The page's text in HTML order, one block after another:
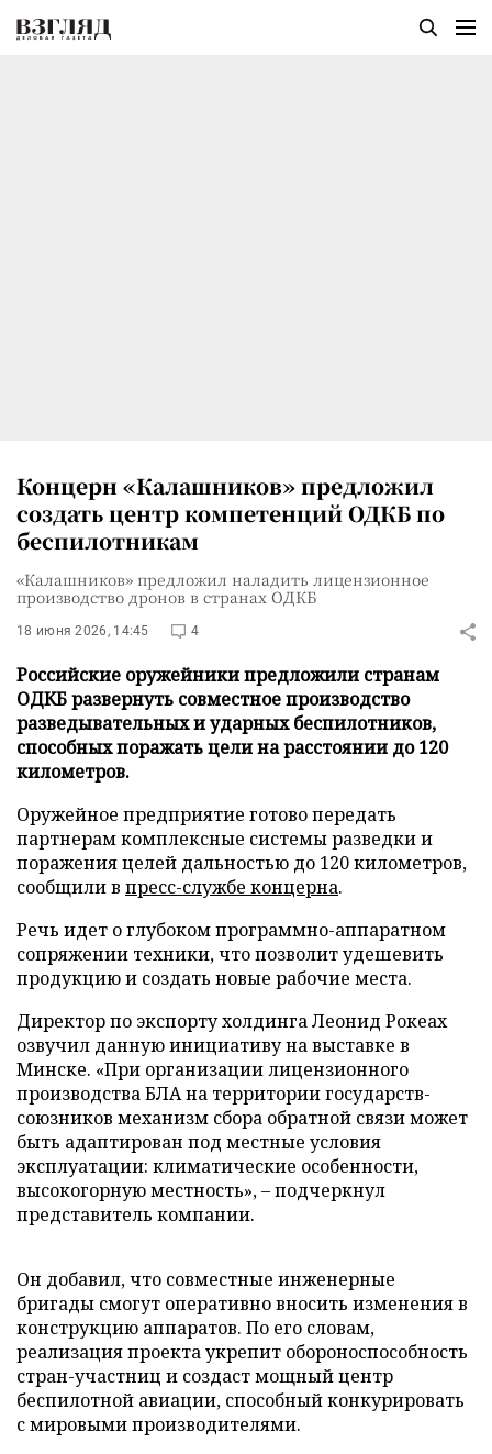
Концерн «Калашников» предложил
создать центр компетенций ОДКБ по
беспилотникам
«Калашников» предложил наладить лицензионное
производство дронов в странах ОДКБ
18 июня 2026, 14:45 4
Российские оружейники предложили странам
ОДКБ развернуть совместное производство
разведывательных и ударных беспилотников,
способных поражать цели на расстоянии до 120
километров.
Оружейное предприятие готово передать
партнерам комплексные системы разведки и
поражения целей дальностью до 120 километров,
сообщили в пресс-службе концерна.
Речь идет о глубоком программно-аппаратном
сопряжении техники, что позволит удешевить
продукцию и создать новые рабочие места.
Директор по экспорту холдинга Леонид Рокеах
озвучил данную инициативу на выставке в
Минске. «При организации лицензионного
производства БЛА на территории государств-
союзников механизм сбора обратной связи может
быть адаптирован под местные условия
эксплуатации: климатические особенности,
высокогорную местность», – подчеркнул
представитель компании.
Он добавил, что совместные инженерные
бригады смогут оперативно вносить изменения в
конструкцию аппаратов. По его словам,
реализация проекта укрепит обороноспособность
стран-участниц и создаст мощный центр
беспилотной авиации, способный конкурировать
с мировыми производителями.